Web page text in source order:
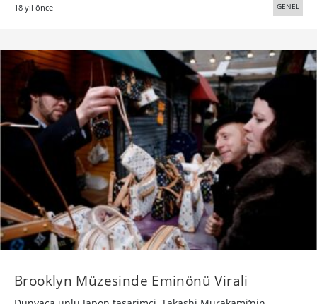
18 yıl önce GENEL
Brooklyn Müzesinde Eminönü Virali